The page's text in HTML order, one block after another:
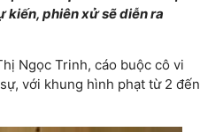
kiến, phiên xử sẽ diễn ra
Ngọc Trinh, cáo buộc cô vi
với khung hình phạt từ 2 đến